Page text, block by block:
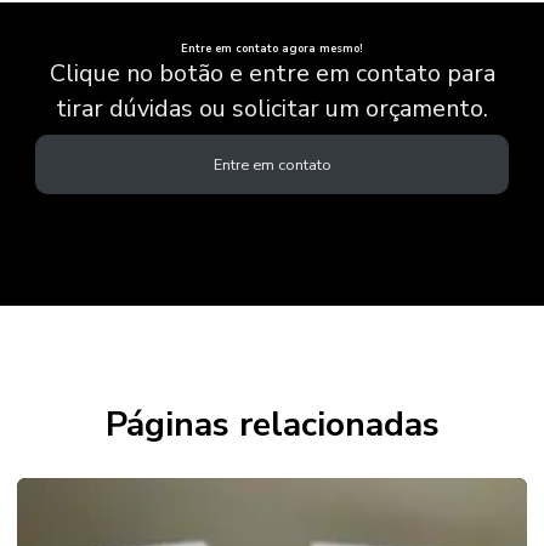
Entre em contato agora mesmo!
Clique no botão e entre em contato para
tirar dúvidas ou solicitar um orçamento.
Entre em contato
Páginas relacionadas